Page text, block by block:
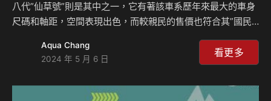
八代”仙草號”則是其中之一，它有著該車系歷年來最大的車身
尺碼和軸距，空間表現出色，而較親民的售價也符合其”國民
外，中控台螢幕也放大至12.3吋，除此之外，它還做了哪些調
整與改變？透過此次試駕，一起和麥克、島叔深入了解們熟悉
Aqua Chang
2024 年 5 月 6 日
看更多